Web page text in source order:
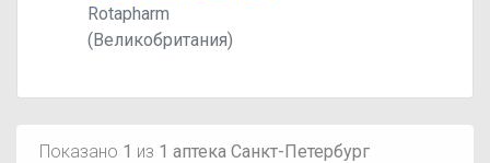
Rotapharm
(Великобритания)
Показано 1 из 1 аптека Санкт-Петербург